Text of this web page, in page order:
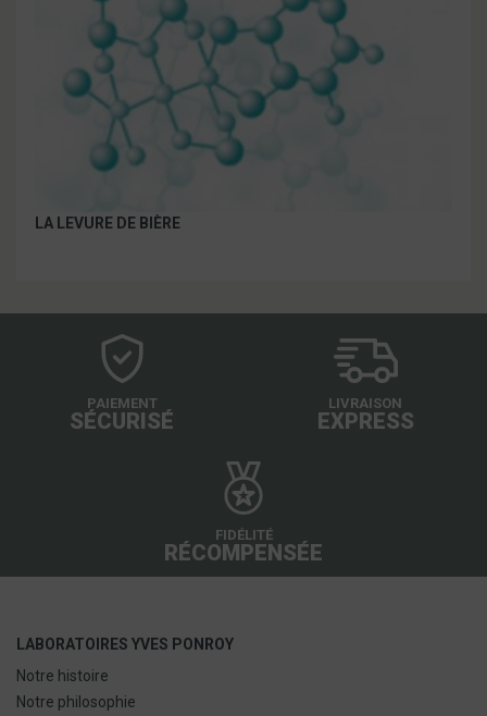
LA LEVURE DE BIÈRE
PAIEMENT
SÉCURISÉ
LIVRAISON
EXPRESS
FIDÉLITÉ
RÉCOMPENSÉE
LABORATOIRES YVES PONROY
Notre histoire
Notre philosophie